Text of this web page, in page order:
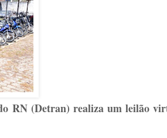
RN (Detran) realiza um leilão